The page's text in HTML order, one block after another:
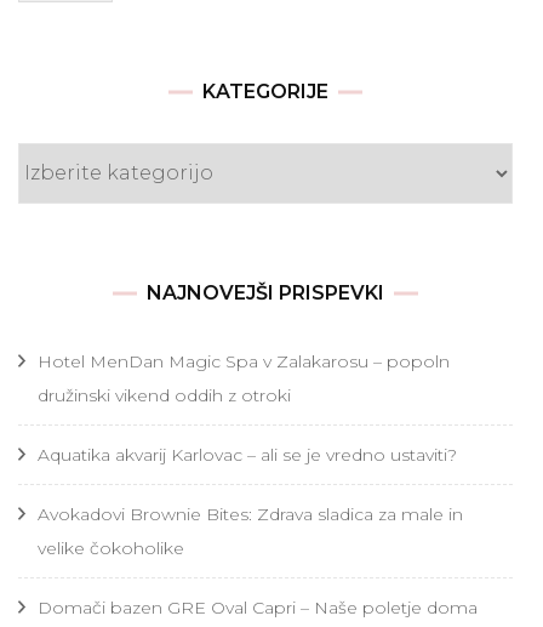
KATEGORIJE
Kategorije
NAJNOVEJŠI PRISPEVKI
Hotel MenDan Magic Spa v Zalakarosu – popoln
družinski vikend oddih z otroki
Aquatika akvarij Karlovac – ali se je vredno ustaviti?
Avokadovi Brownie Bites: Zdrava sladica za male in
velike čokoholike
Domači bazen GRE Oval Capri – Naše poletje doma